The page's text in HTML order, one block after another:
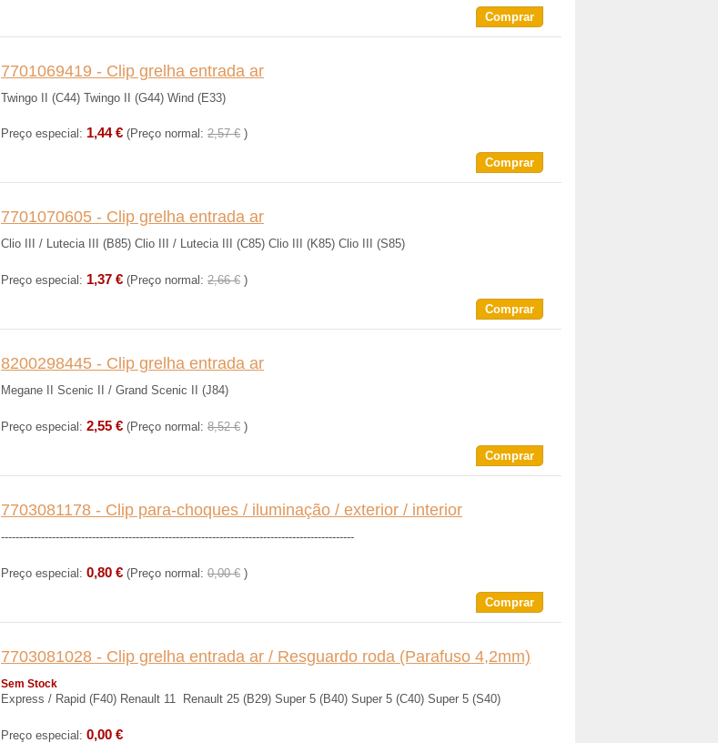
Comprar
7701069419 - Clip grelha entrada ar
Twingo II (C44) Twingo II (G44) Wind (E33)
Preço especial: 1,44 € (Preço normal: 2,57 € )
Comprar
7701070605 - Clip grelha entrada ar
Clio III / Lutecia III (B85) Clio III / Lutecia III (C85) Clio III (K85) Clio III (S85)
Preço especial: 1,37 € (Preço normal: 2,66 € )
Comprar
8200298445 - Clip grelha entrada ar
Megane II Scenic II / Grand Scenic II (J84)
Preço especial: 2,55 € (Preço normal: 8,52 € )
Comprar
7703081178 - Clip para-choques / iluminação / exterior / interior
-------------------------------------------------------------------------------------------------
Preço especial: 0,80 € (Preço normal: 0,00 € )
Comprar
7703081028 - Clip grelha entrada ar / Resguardo roda (Parafuso 4,2mm)
Sem Stock
Express / Rapid (F40) Renault 11 Renault 25 (B29) Super 5 (B40) Super 5 (C40) Super 5 (S40)
Preço especial: 0,00 €